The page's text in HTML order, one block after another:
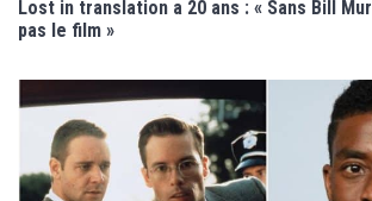
Lost in translation a 20 ans : « Sans Bill
pas le film »